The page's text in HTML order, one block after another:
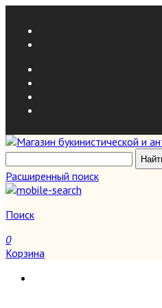
Расширенный поиск
Поиск
0
Корзина